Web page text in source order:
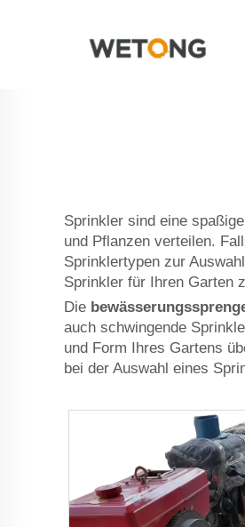
Sprinkler sind eine
und Pflanzen verteilen.
Sprinklertypen zur
Sprinkler für Ihren Garten
Die
auch schwingende
und Form Ihres Gartens
bei der Auswahl eines